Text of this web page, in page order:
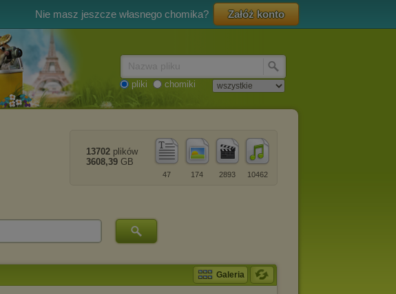
Nie masz jeszcze własnego chomika? Załóż konto
pliki chomiki
10462
2893
174
47
13702 plików
3608,39 GB
Galeria